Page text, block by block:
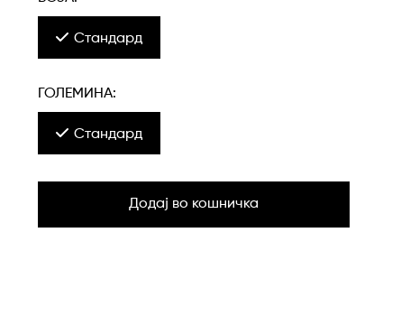
Стандард
ГОЛЕМИНА:
Стандард
Додај во кошничка